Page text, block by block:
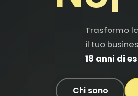
Trasformo
18 anni di